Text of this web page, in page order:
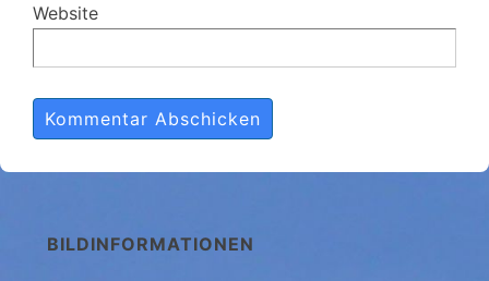
Website
BILDINFORMATIONEN